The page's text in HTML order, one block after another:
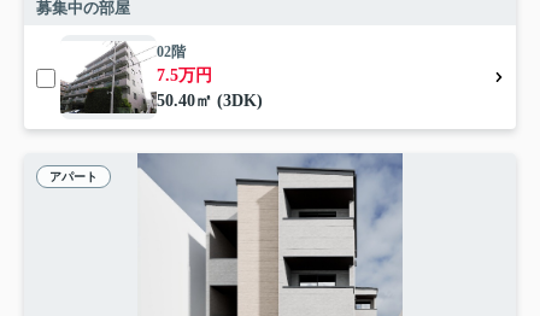
募集中の部屋
02階
7.5万円
50.40㎡ (3DK)
アパート